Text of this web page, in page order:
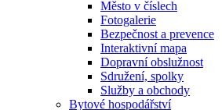
Město v číslech
Fotogalerie
Bezpečnost a prevence
Interaktivní mapa
Dopravní obslužnost
Sdružení, spolky
Služby a obchody
Bytové hospodářství